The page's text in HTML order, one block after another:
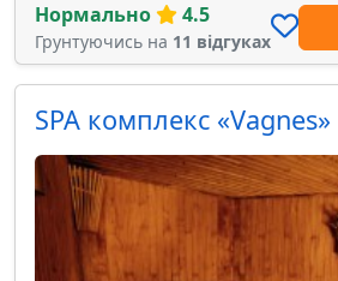
Нормально 4.5
Грунтуючись на 11 відгуках
SPA комплекс «Vagnes»